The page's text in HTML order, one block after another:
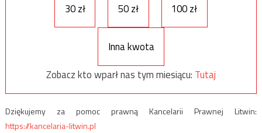
30 zł
50 zł 100 zł
Inna kwota
Zobacz kto wparł nas tym miesiącu: Tutaj
Dziękujemy za pomoc prawną Kancelarii Prawnej Litwin:
https://kancelaria-litwin.pl